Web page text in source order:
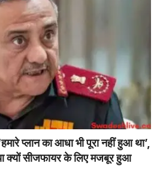
प्लान का आधा भी पूरा नहीं हुआ था’,
क्यों सीजफायर के लिए मजबूर हुआ